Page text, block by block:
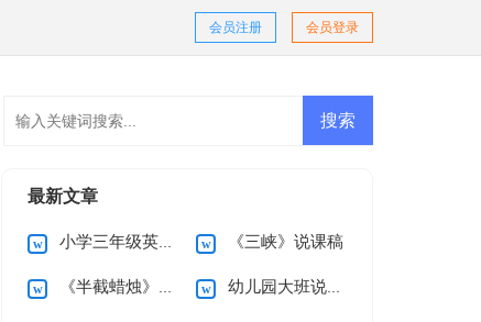
会员登录
会员注册
最新文章
小学三年级英语说课稿(优选) 《三峡》说课稿
《半截蜡烛》说课稿 幼儿园大班说课稿